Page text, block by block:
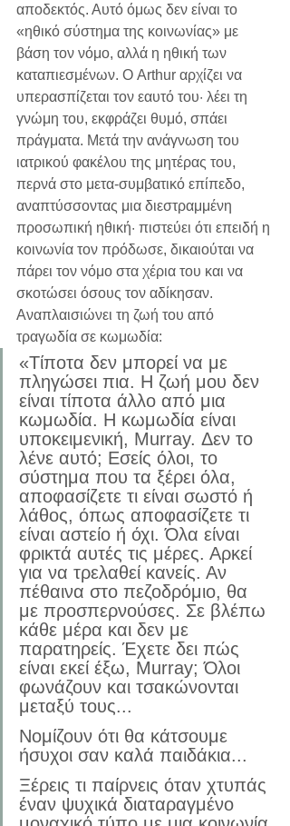
αποδεκτός. Αυτό όμως δεν είναι το
«ηθικό σύστημα της κοινωνίας» με
βάση τον νόμο, αλλά η ηθική των
καταπιεσμένων. Ο Arthur αρχίζει να
υπερασπίζεται τον εαυτό του· λέει τη
γνώμη του, εκφράζει θυμό, σπάει
πράγματα. Μετά την ανάγνωση του
ιατρικού φακέλου της μητέρας του,
περνά στο μετα-συμβατικό επίπεδο,
αναπτύσσοντας μια διεστραμμένη
προσωπική ηθική· πιστεύει ότι επειδή η
κοινωνία τον πρόδωσε, δικαιούται να
πάρει τον νόμο στα χέρια του και να
σκοτώσει όσους τον αδίκησαν.
Αναπλαισιώνει τη ζωή του από
τραγωδία σε κωμωδία:
«Τίποτα δεν μπορεί να με
πληγώσει πια. Η ζωή μου δεν
είναι τίποτα άλλο από μια
κωμωδία. Η κωμωδία είναι
υποκειμενική, Murray. Δεν το
λένε αυτό; Εσείς όλοι, το
σύστημα που τα ξέρει όλα,
αποφασίζετε τι είναι σωστό ή
λάθος, όπως αποφασίζετε τι
είναι αστείο ή όχι. Όλα είναι
φρικτά αυτές τις μέρες. Αρκεί
για να τρελαθεί κανείς. Αν
πέθαινα στο πεζοδρόμιο, θα
με προσπερνούσες. Σε βλέπω
κάθε μέρα και δεν με
παρατηρείς. Έχετε δει πώς
είναι εκεί έξω, Murray; Όλοι
φωνάζουν και τσακώνονται
μεταξύ τους...
Νομίζουν ότι θα κάτσουμε
ήσυχοι σαν καλά παιδάκια...
Ξέρεις τι παίρνεις όταν χτυπάς
έναν ψυχικά διαταραγμένο